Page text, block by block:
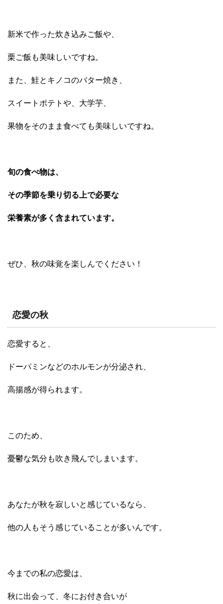
新米で作った炊き込みご飯や、
栗ご飯も美味しいですね。
また、鮭とキノコのバター焼き、
スイートポテトや、大学芋、
果物をそのまま食べても美味しいですね。
旬の食べ物は、
その季節を乗り切る上で必要な
栄養素が多く含まれています。
ぜひ、秋の味覚を楽しんでください！
恋愛の秋
恋愛すると、
ドーパミンなどのホルモンが分泌され、
高揚感が得られます。
このため、
憂鬱な気分も吹き飛んでしまいます。
あなたが秋を寂しいと感じているなら、
他の人もそう感じていることが多いんです。
今までの私の恋愛は、
秋に出会って、冬にお付き合いが